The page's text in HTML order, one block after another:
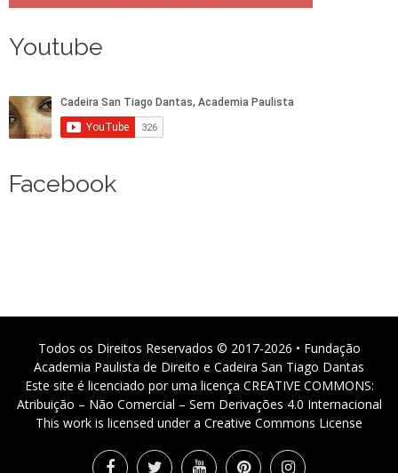
Youtube
Facebook
Todos os Direitos Reservados © 2017-2026 • Fundação
Academia Paulista de Direito e Cadeira San Tiago Dantas
Este site é licenciado por uma licença CREATIVE COMMONS:
Atribuição – Não Comercial – Sem Derivações 4.0 Internacional
This work is licensed under a Creative Commons License